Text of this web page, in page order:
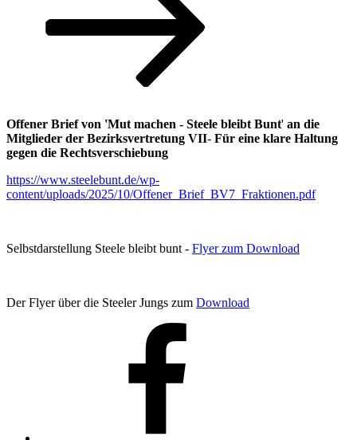
Offener Brief von 'Mut machen - Steele bleibt Bunt' an die
Mitglieder der Bezirksvertretung VII- Für eine klare Haltung
gegen die Rechtsverschiebung
https://www.steelebunt.de/wp-
content/uploads/2025/10/Offener_Brief_BV7_Fraktionen.pdf
Selbstdarstellung Steele bleibt bunt - Flyer zum Download
Der Flyer über die Steeler Jungs zum Download